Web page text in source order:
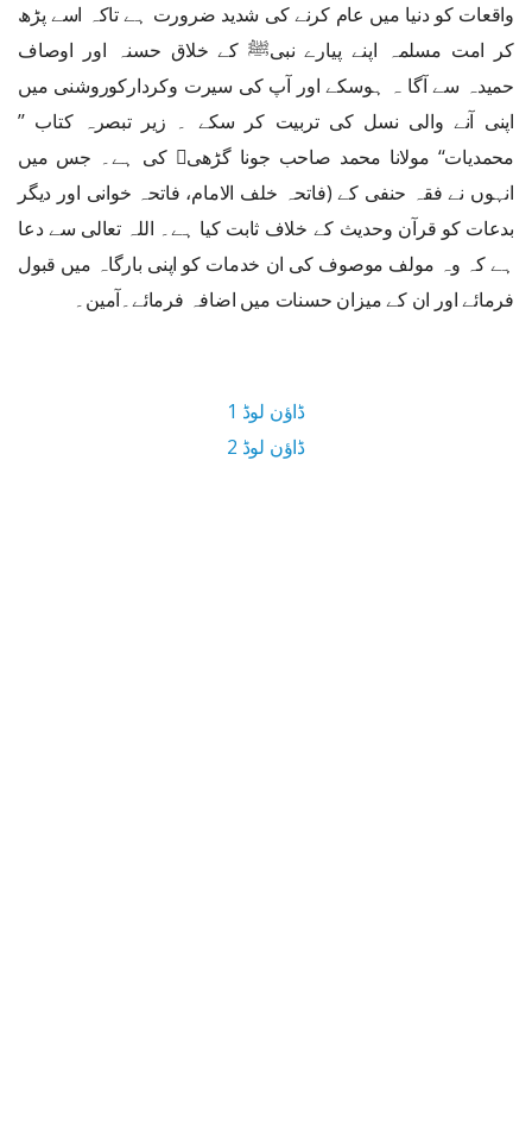
واقعات کو دنیا میں عام کرنے کی شدید ضرورت ہے تاکہ اسے پڑھ
کر امت مسلمہ اپنے پیارے نبیﷺ کے خلاق حسنہ اور اوصاف
حمیدہ سے آگا ہ ہوسکے اور آپ کی سیرت وکردارکوروشنی میں
اپنی آنے والی نسل کی تربیت کر سکے ۔ زیر تبصرہ کتاب ’’
محمدیات‘‘ مولانا محمد صاحب جونا گڑھی کی ہے۔ جس میں
انہوں نے فقہ حنفی کے (فاتحہ خلف الامام، فاتحہ خوانی اور دیگر
بدعات کو قرآن وحدیث کے خلاف ثابت کیا ہے۔ اللہ تعالی سے دعا
ہے کہ وہ مولف موصوف کی ان خدمات کو اپنی بارگاہ میں قبول
فرمائے اور ان کے میزان حسنات میں اضافہ فرمائے۔آمین۔
ڈاؤن لوڈ 1
ڈاؤن لوڈ 2